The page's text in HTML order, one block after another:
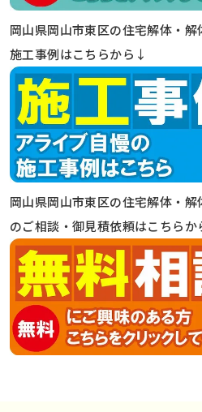
岡山県岡山市東区の住宅解体・
施工事例はこちらから↓
岡山県岡山市東区の住宅解体・
のご相談・御見積依頼はこちらか